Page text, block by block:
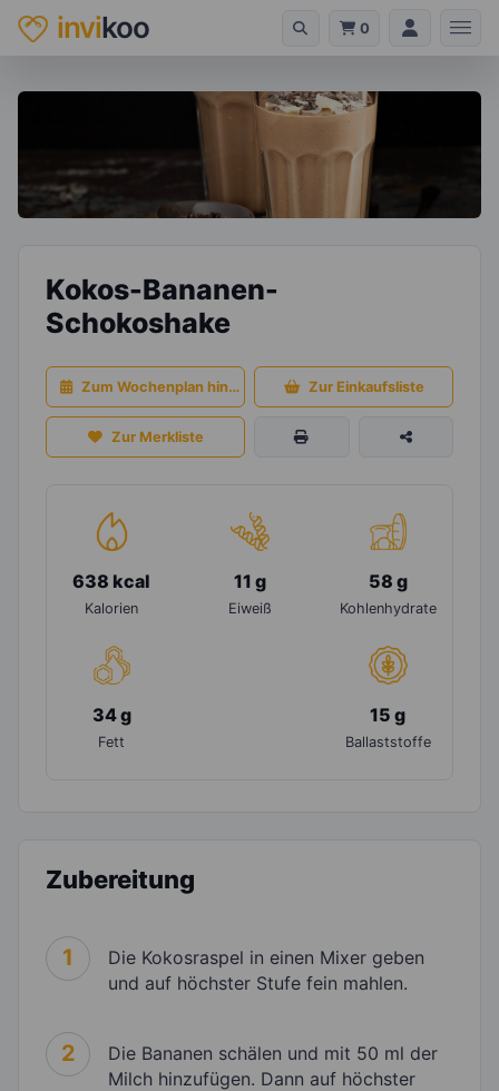
invikoo 0
Kokos-Bananen-
Schokoshake
Zum Wochenplan hinzufügen Zur Einkaufsliste
Zur Merkliste
638 kcal
Kalorien
11 g
Eiweiß
58 g
Kohlenhydrate
34 g
Fett
15 g
Ballaststoffe
Zubereitung
1
Die Kokosraspel in einen Mixer geben
und auf höchster Stufe fein mahlen.
2
Die Bananen schälen und mit 50 ml der
Milch hinzufügen. Dann auf höchster